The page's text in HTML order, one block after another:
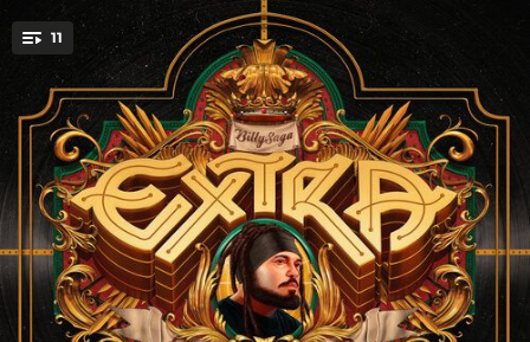
You're all set!
11
Tentaram Nos Parar
02:36
Ambigrama
03:52
Extraordinário
04:14
A Melhor Forma de Prever o Futuro
03:46
Da Rua Pra Lua
02:44